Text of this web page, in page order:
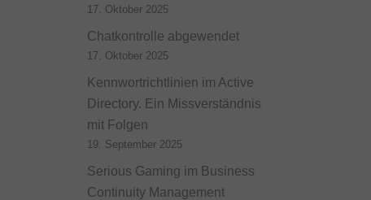
17. Oktober 2025
Chatkontrolle abgewendet
17. Oktober 2025
Kennwortrichtlinien im Active
Directory. Ein Missverständnis
mit Folgen
19. September 2025
Serious Gaming im Business
Continuity Management